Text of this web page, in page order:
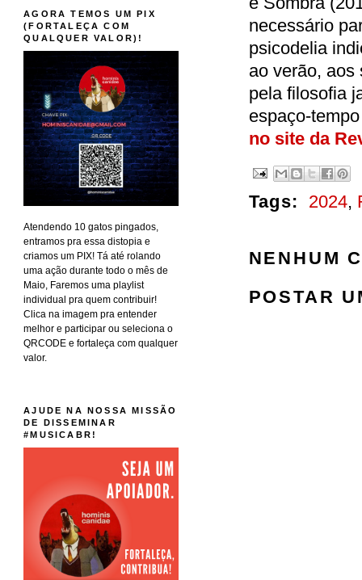
necessário
psicodelia
ao verão, aos
pela filosofia
espaço-
no site da
Tags: 2024,
NENHUM
POSTAR
AGORA TEMOS UM PIX
(FORTALEÇA COM
QUALQUER VALOR)!
Atendendo 10 gatos pingados,
entramos pra essa distopia e
criamos um PIX! Tá até rolando
uma ação durante todo o mês de
Maio, Faremos uma playlist
individual pra quem contribuir!
Clica na imagem pra entender
melhor e participar ou seleciona o
QRCODE e fortaleça com qualquer
valor.
AJUDE NA NOSSA MISSÃO
DE DISSEMINAR
#MUSICABR!